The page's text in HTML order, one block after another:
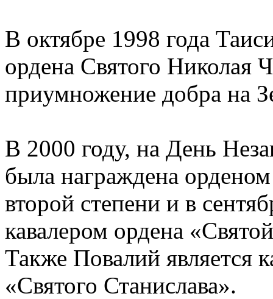
В октябре 1998 года
ордена Святого Николая
приумножение добра на
В 2000 году, на День
была награждена орденом
второй степени и в
кавалером ордена
Также Повалий является
«Святого Станислава».